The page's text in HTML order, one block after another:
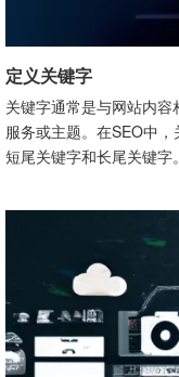
定义关键字
关键字通常是与网站内容
服务或主题。在SEO中，
短尾关键字和长尾关键字。